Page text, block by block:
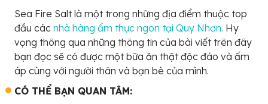
Sea Fire Salt là một trong những địa điểm thuộc top
đầu các nhà hàng ẩm thực ngon tại Quy Nhơn. Hy
vọng thông qua những thông tin của bài viết trên đây
bạn đọc sẽ có được một bữa ăn thật độc đáo và ấm
áp cùng với người thân và bạn bè của mình.
CÓ THỂ BẠN QUAN TÂM: